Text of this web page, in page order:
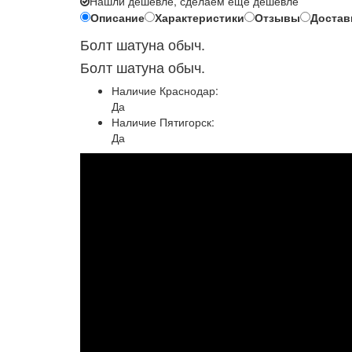
Описание
Характеристики Отзывы
Болт шатуна обыч.
Болт шатуна обыч.
Наличие Краснодар:
Да
Наличие Пятигорск:
Да